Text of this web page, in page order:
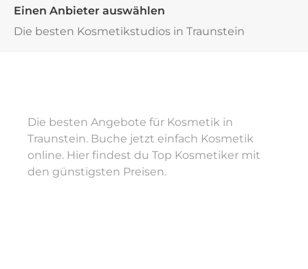
Einen Anbieter auswählen
Die besten Kosmetikstudios in Traunstein
Die besten Angebote für Kosmetik in
Traunstein. Buche jetzt einfach Kosmetik
online. Hier findest du Top Kosmetiker mit
den günstigsten Preisen.